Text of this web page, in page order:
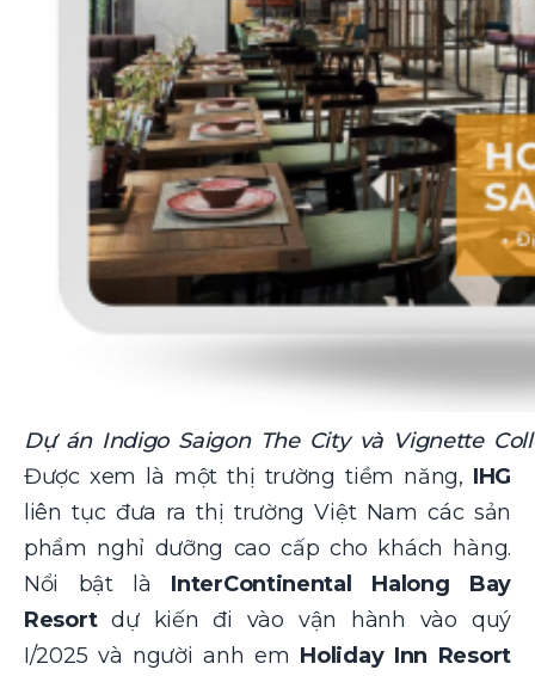
Dự án Indigo Saigon The City và Vignette
Được xem là một thị trường tiềm năng, IHG
liên tục đưa ra thị trường Việt Nam các sản
phẩm nghỉ dưỡng cao cấp cho khách hàng.
Nổi bật là InterContinental Halong Bay
Resortdự kiến đi vào vận hành vào quý
I/2025 và người anh em Holiday Inn Resort